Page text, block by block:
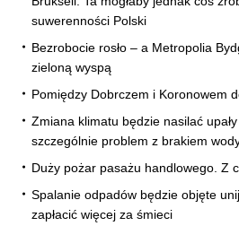
suwerenności Polski
Bezrobocie rosło – a Metropolia
zieloną wyspą
Pomiędzy Dobrczem i Koronowem
Zmiana klimatu będzie nasilać
szczególnie problem z brakiem
Duży pożar pasażu handlowego. Z
Spalanie odpadów będzie objęte
zapłacić więcej za śmieci